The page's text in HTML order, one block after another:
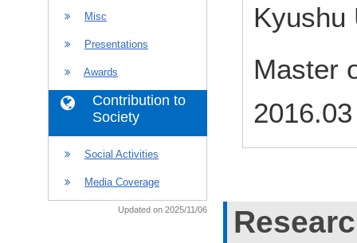
Misc
Presentations
Awards
Contribution to
Society
Social Activities
Media Coverage
Updated on 2025/11/06
Kyushu
Master